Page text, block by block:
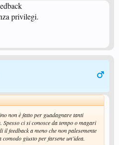
privilegi.
non è fatto per guadagnare tanti
ci si conosce da tempo o magari
feedback a meno che non palesemente
giusto per farsene un'idea.